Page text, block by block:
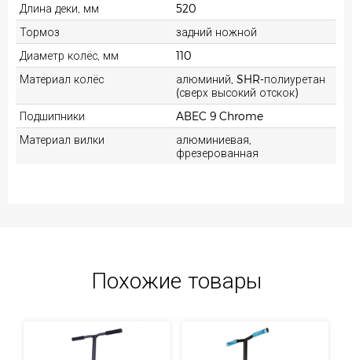
Длина деки, мм
520
Тормоз
задний ножной
Диаметр колёс, мм
110
Материал колёс
алюминий, SHR-полиуретан
(сверх высокий отскок)
Подшипники
ABEC 9 Chrome
Материал вилки
алюминиевая,
фрезерованная
Похожие товары